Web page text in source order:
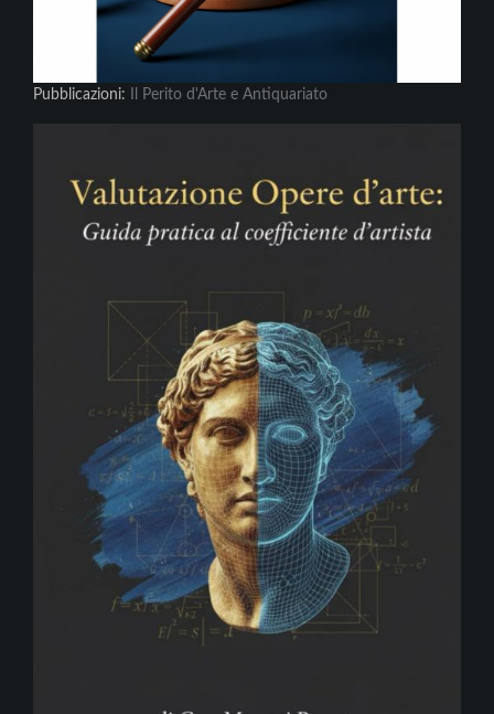
Pubblicazioni: Il Perito d'Arte e Antiquariato